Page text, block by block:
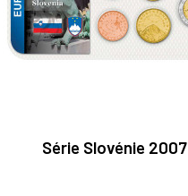
Série Slovénie 2007